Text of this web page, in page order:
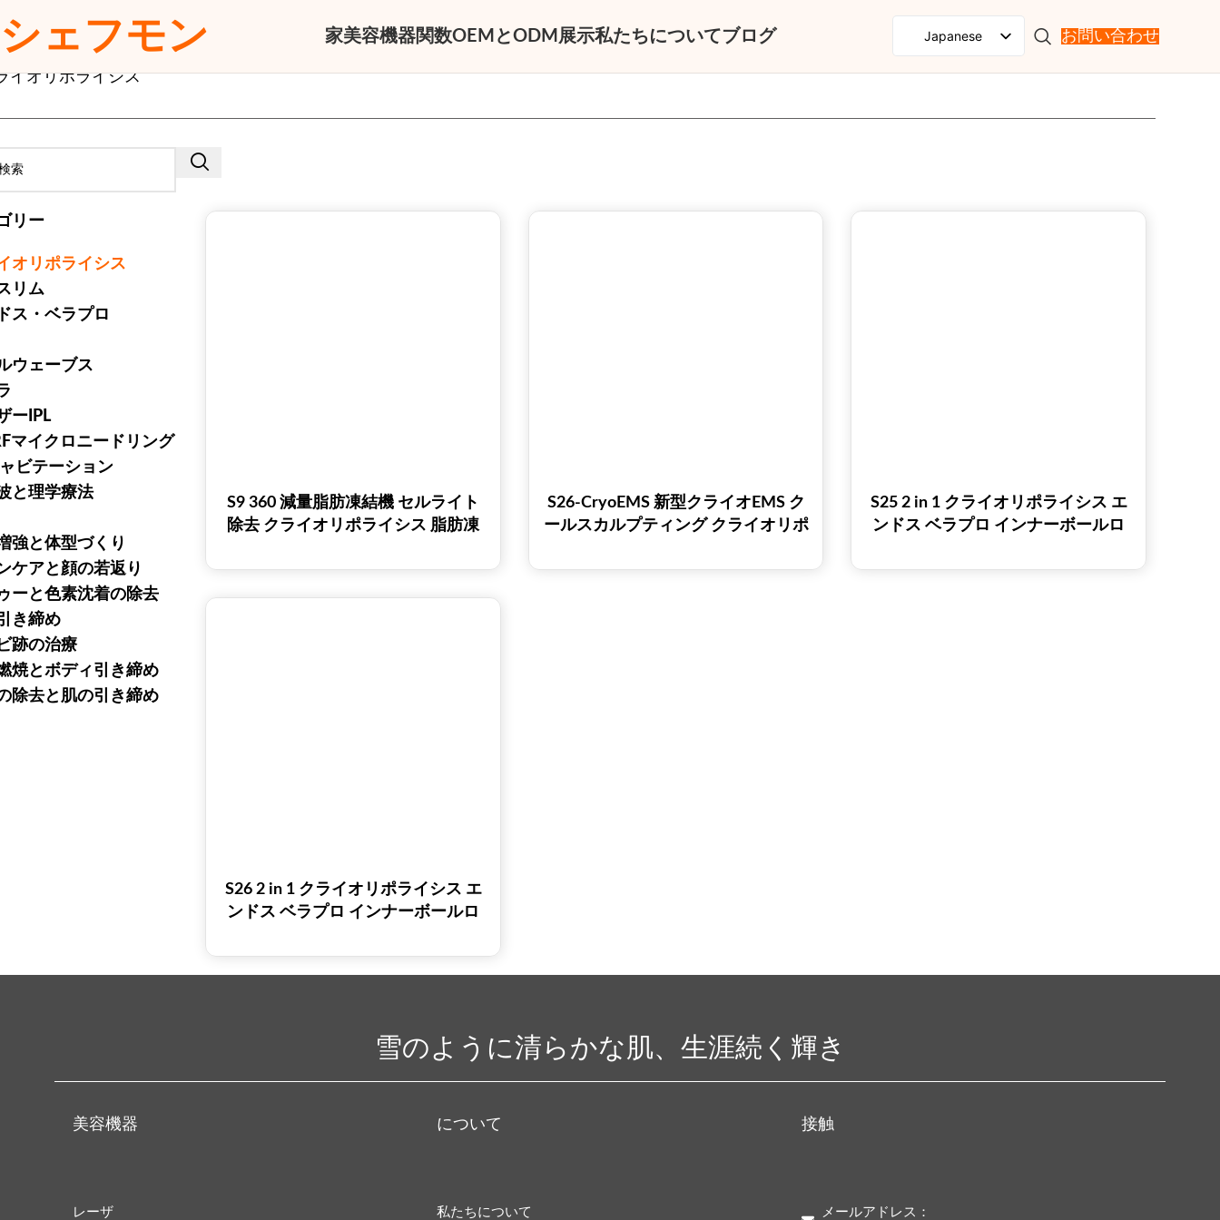
シェフモン 家美容機器関数OEMとODM 展示私たちについてブログ
Japanese
German
お問い合わせ
イオリポライシス
リー
オリポライシス
リム
ス・ベラプロ
ウェーブス
ーIPL
マイクロニードリング
ビテーション
と理学療法
強と体型づくり
ケアと顔の若返り
ーと色素沈着の除去
き締め
跡の治療
焼とボディ引き締め
除去と肌の引き締め
S9 360 減量脂肪凍結機 セルライト
除去 クライオリポライシス 脂肪凍
ン
S26-CryoEMS 新型クライオEMS ク
ールスカルプティング クライオリポ
ィシェーピングマシン
S25 2 in 1 クライオリポライシス エ
ンドス ベラプロ インナーボールロ
シン
S26 2 in 1 クライオリポライシス エ
ンドス ベラプロ インナーボールロ
シン
雪のように清らかな肌、生涯続く輝き
美容機器
レーザ
について
私たちについて
接触
メールアドレス：